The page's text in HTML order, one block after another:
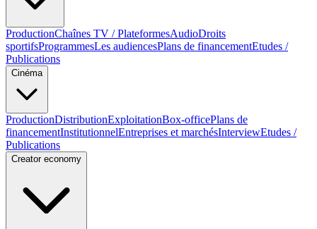
ProductionChaînes TV / PlateformesAudioDroits
sportifsProgrammesLes audiencesPlans de financementEtudes /
Publications
Cinéma
ProductionDistributionExploitationBox-officePlans de
financementInstitutionnelEntreprises et marchésInterviewEtudes /
Publications
Creator economy